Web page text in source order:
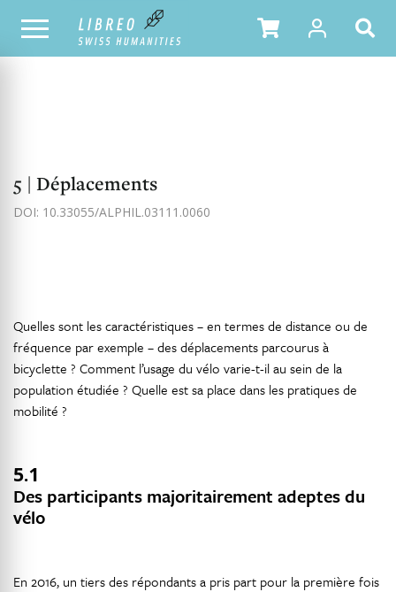
NOTRE CATALOGUE TABLE DES MATIÈRES
5 | Déplacements
DOI: 10.33055/ALPHIL.03111.0060
Quelles sont les caractéristiques – en termes de distance ou de
fréquence par exemple – des déplacements parcourus à
bicyclette ? Comment l’usage du vélo varie-t-il au sein de la
population étudiée ? Quelle est sa place dans les pratiques de
mobilité ?
5.1
Des participants majoritairement adeptes du
vélo
En 2016, un tiers des répondants a pris part pour la première fois